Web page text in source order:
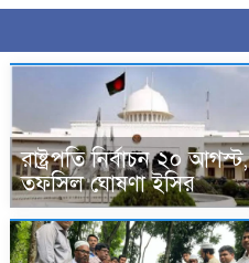
রাষ্ট্রপতি নির্বাচন ২০ আগস্ট,
তফসিল ঘোষণা ইসির